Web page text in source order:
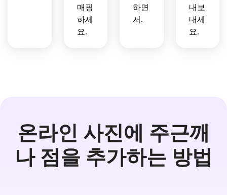
매핑
하세
요.
하면
서.
내보
내세
요.
온라인 사진에 주근깨
나 점을 추가하는 방법